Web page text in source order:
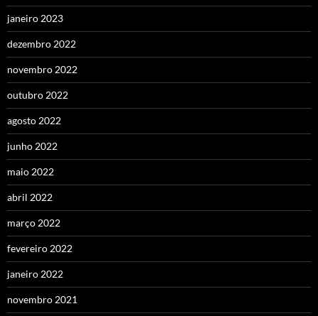
janeiro 2023
dezembro 2022
novembro 2022
outubro 2022
agosto 2022
junho 2022
maio 2022
abril 2022
março 2022
fevereiro 2022
janeiro 2022
novembro 2021